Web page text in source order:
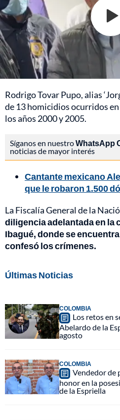
Rodrigo Tovar Pupo, alias
de 13 homicidios ocurridos
los años 2000 y 2005.
Síganos en nuestroWhatsApp
noticias de mayor interés
Cantante mexicano
que le robaron 1.500
La Fiscalía General de la
diligencia adelantada en la
Ibagué, donde se encuentra
confesó los crímenes.
Últimas Noticias
COLOMBIA
Los retos en
Abelardo de la
agosto
COLOMBIA
Vendedor de
honor en la
de la Espriella